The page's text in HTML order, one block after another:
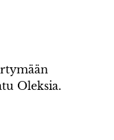
Oleksia.